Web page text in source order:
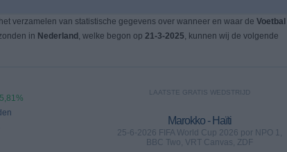
verzamelen van statistische gegevens over wanneer en waar de Voetbal
in Nederland , welke begon op 21-3-2025, kunnen wij de volgende
LAATSTE GRATIS WEDSTRIJD
Marokko - Haïti
25-6-2026 FIFA World Cup 2026 por NPO 1,
BBC Two, VRT Canvas, ZDF